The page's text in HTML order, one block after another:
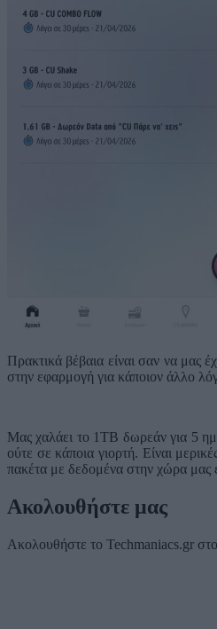
Πρακτικά βέβαια είναι σαν να μας
στην εφαρμογή για κάποιον άλλο
Μας χαλάει το 1TB δωρεάν για 5
ούτε σε κάποια γιορτή. Είναι
πακέτα με δεδομένα στην χώρα μας
Ακολουθήστε μας
Ακολουθήστε το Techmaniacs.gr